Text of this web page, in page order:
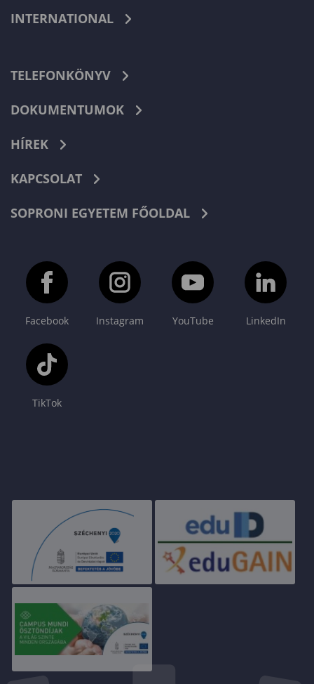
INTERNATIONAL
TELEFONKÖNYV
DOKUMENTUMOK
HÍREK
KAPCSOLAT
SOPRONI EGYETEM FŐOLDAL
Facebook Instagram YouTube LinkedIn
TikTok